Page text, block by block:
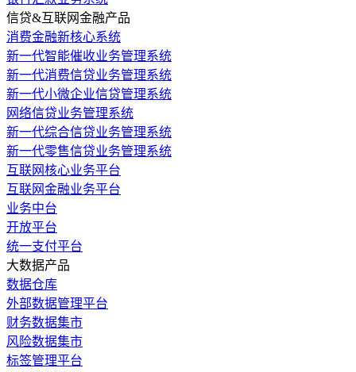
信贷&互联网金融产品
消费金融新核心系统
新一代智能催收业务管理系统
新一代消费信贷业务管理系统
新一代小微企业信贷管理系统
网络信贷业务管理系统
新一代综合信贷业务管理系统
新一代零售信贷业务管理系统
互联网核心业务平台
互联网金融业务平台
业务中台
开放平台
统一支付平台
大数据产品
数据仓库
外部数据管理平台
财务数据集市
风险数据集市
标签管理平台